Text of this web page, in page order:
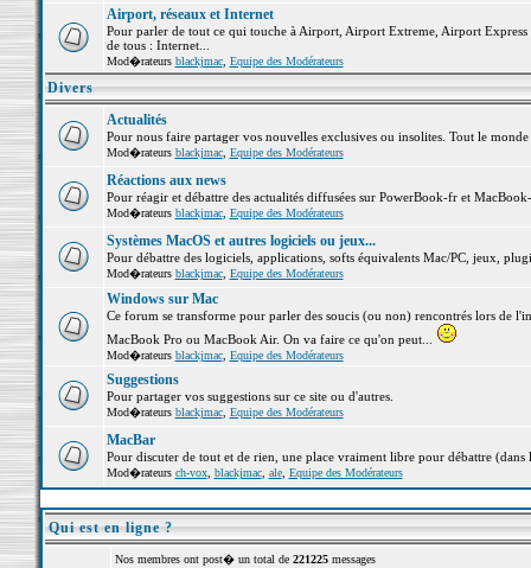
Airport, réseaux et Internet
Pour parler de tout ce qui touche à Airport, Airport Extreme, Airport
de tous : Internet...
Mod�rateurs blackjmac, Equipe des Modérateurs
Divers
Actualités
Pour nous faire partager vos nouvelles exclusives ou insolites. Tout le
Mod�rateurs blackjmac, Equipe des Modérateurs
Réactions aux news
Pour réagir et débattre des actualités diffusées sur PowerBook-fr et
Mod�rateurs blackjmac, Equipe des Modérateurs
Systèmes MacOS et autres logiciels ou jeux...
Pour débattre des logiciels, applications, softs équivalents Mac/PC, jeux,
Mod�rateurs blackjmac, Equipe des Modérateurs
Windows sur Mac
Ce forum se transforme pour parler des soucis (ou non) rencontrés lors de
MacBook Pro ou MacBook Air. On va faire ce qu'on peut...
Mod�rateurs blackjmac, Equipe des Modérateurs
Suggestions
Pour partager vos suggestions sur ce site ou d'autres.
Mod�rateurs blackjmac, Equipe des Modérateurs
MacBar
Pour discuter de tout et de rien, une place vraiment libre pour débattre (dans
Mod�rateurs ch-vox, blackjmac, ale, Equipe des Modérateurs
Qui est en ligne ?
Nos membres ont post� un total de 221225messages